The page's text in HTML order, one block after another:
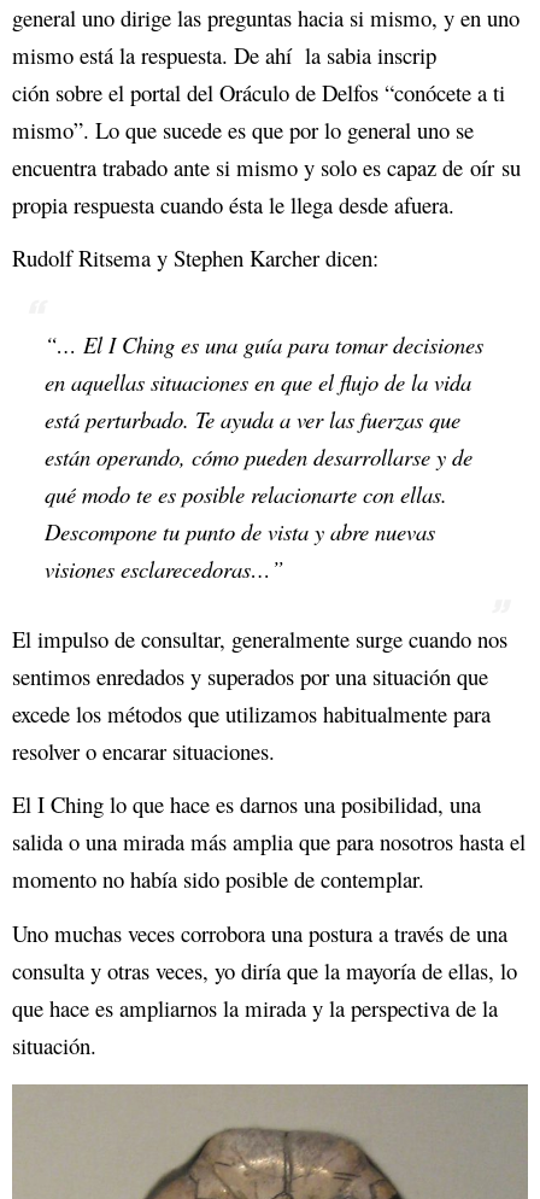
general uno dirige las preguntas hacia si mismo, y en uno
mismo está la respuesta. De ahí la sabia inscrip
ción sobre el portal del Oráculo de Delfos “conócete a ti
mismo”. Lo que sucede es que por lo general uno se
encuentra trabado ante si mismo y solo es capaz de oír su
propia respuesta cuando ésta le llega desde afuera.
Rudolf Ritsema y Stephen Karcher dicen:
“… El I Ching es una guía para tomar decisiones
en aquellas situaciones en que el flujo de la vida
está perturbado. Te ayuda a ver las fuerzas que
están operando, cómo pueden desarrollarse y de
qué modo te es posible relacionarte con ellas.
Descompone tu punto de vista y abre nuevas
visiones esclarecedoras…”
El impulso de consultar, generalmente surge cuando nos
sentimos enredados y superados por una situación que
excede los métodos que utilizamos habitualmente para
resolver o encarar situaciones.
El I Ching lo que hace es darnos una posibilidad, una
salida o una mirada más amplia que para nosotros hasta el
momento no había sido posible de contemplar.
Uno muchas veces corrobora una postura a través de una
consulta y otras veces, yo diría que la mayoría de ellas, lo
que hace es ampliarnos la mirada y la perspectiva de la
situación.